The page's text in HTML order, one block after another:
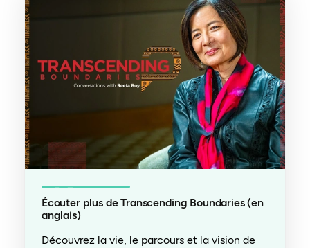
Écouter plus de Transcending Boundaries (en
anglais)
Découvrez la vie, le parcours et la vision de